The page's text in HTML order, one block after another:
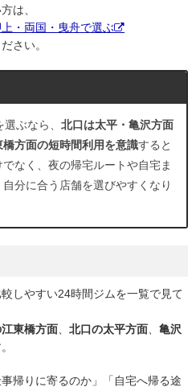
は、
・両国・曳舟で選ぶ
さい。
ぶなら、 北口は太平・亀沢方面
橋方面の短時間利用を意識すると
なく、夜の帰宅ルートや自宅ま
分に合う店舗を選びやすくなり
しやすい24時間ジムを一覧で見て
東橋方面、 北口の太平方面、 亀沢
帰りに寄るのか」「自宅へ帰る途